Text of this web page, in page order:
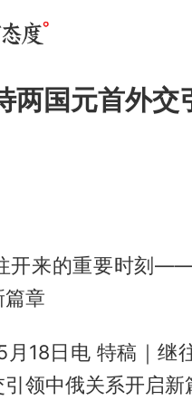
两国元首外交
开来的重要时刻
篇章
月18日电 特稿｜
领中俄关系开启新